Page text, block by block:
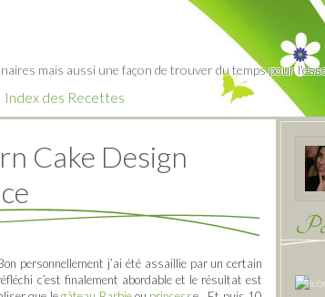
mais aussi une façon de trouver du temps pour
Index des Recettes
Cake Design
personnellement j’ai été assaillie par un certain
c’est finalement abordable et le résultat est